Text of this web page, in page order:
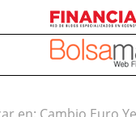
en: